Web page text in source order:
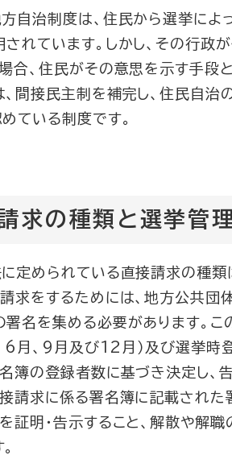
自治制度は、住民から選挙によ
れています。しかし、その行政
合、住民がその意思を示す手段
間接民主制を補完し、住民自
ている制度です。
求の種類と選挙管
定められている直接請求の種類
求をするためには、地方公共団
署名を集める必要があります。
6月、9月及び12月）及び選挙時
簿の登録者数に基づき決定し、
請求に係る署名簿に記載された
証明・告示すること、解散や解